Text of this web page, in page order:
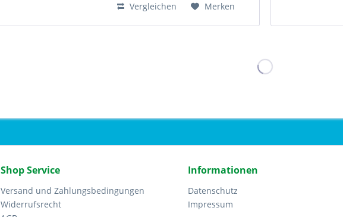
Vergleichen Merken
Shop Service
Versand und Zahlungsbedingungen
Widerrufsrecht
Informationen
Datenschutz
Impressum